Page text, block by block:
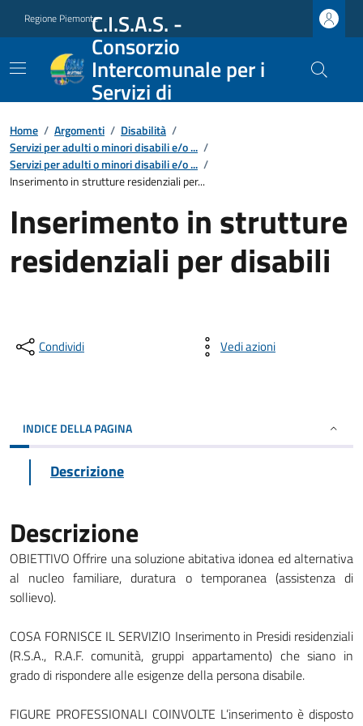
Regione PiemonteC.I.S.A.S. -
Consorzio
Intercomunale per i
Servizi di
Home / Argomenti / Disabilità /
Servizi per adulti o minori disabili e/o ... /
Servizi per adulti o minori disabili e/o ... /
Inserimento in strutture residenziali per...
Inserimento in strutture
residenziali per disabili
Condividi Vedi azioni
INDICE DELLA PAGINA
Descrizione
Descrizione
OBIETTIVO Offrire una soluzione abitativa idonea ed alternativa
al nucleo familiare, duratura o temporanea (assistenza di
sollievo).
COSA FORNISCE IL SERVIZIO Inserimento in Presidi residenziali
(R.S.A., R.A.F. comunità, gruppi appartamento) che siano in
grado di rispondere alle esigenze della persona disabile.
FIGURE PROFESSIONALI COINVOLTE L’inserimento è disposto